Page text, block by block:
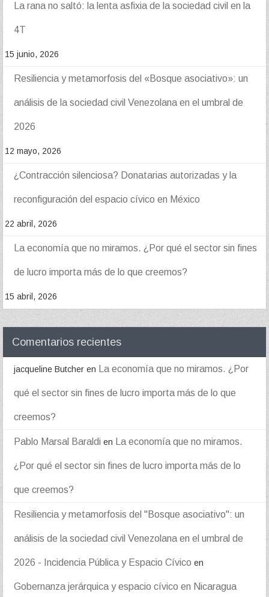
La rana no saltó: la lenta asfixia de la sociedad civil en la
4T
15 junio, 2026
Resiliencia y metamorfosis del «Bosque asociativo»: un
análisis de la sociedad civil Venezolana en el umbral de
2026
12 mayo, 2026
¿Contracción silenciosa? Donatarias autorizadas y la
reconfiguración del espacio cívico en México
22 abril, 2026
La economía que no miramos. ¿Por qué el sector sin fines
de lucro importa más de lo que creemos?
15 abril, 2026
Comentarios recientes
jacqueline Butcher en La economía que no miramos. ¿Por
qué el sector sin fines de lucro importa más de lo que
creemos?
Pablo Marsal Baraldi en La economía que no miramos.
¿Por qué el sector sin fines de lucro importa más de lo
que creemos?
Resiliencia y metamorfosis del "Bosque asociativo": un
análisis de la sociedad civil Venezolana en el umbral de
2026 - Incidencia Pública y Espacio Cívico en
Gobernanza jerárquica y espacio cívico en Nicaragua